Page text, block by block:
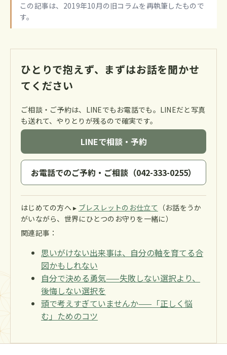
この記事は、2019年10月の旧コラムを再執筆したもので
す。
ひとりで抱えず、まずはお話を聞かせ
てください
ご相談・ご予約は、LINEでもお電話でも。LINEだと写真
も送れて、やりとりが残るので確実です。
LINEで相談・予約
お電話でのご予約・ご相談（042-333-0255）
はじめての方へ ▸ ブレスレットのお仕立て （お話をうか
がいながら、世界にひとつのお守りを一緒に）
関連記事：
思いがけない出来事は、自分の軸を育てる合
図かもしれない
自分で決める勇気——失敗しない選択より、
後悔しない選択を
頭で考えすぎていませんか——「正しく悩
む」ためのコツ